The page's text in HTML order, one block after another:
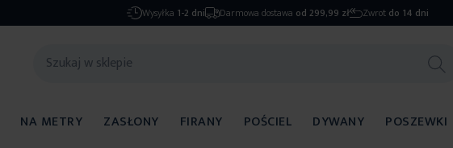
Wysyłka 1-2 dni Darmowa dostawa od 299,99 zł Zwrot do 14 dni
NA METRY ZASŁONY FIRANY POŚCIEL DYWANY POSZEWKI